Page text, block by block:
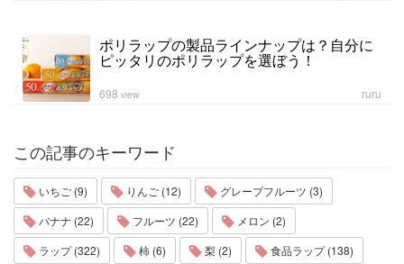
ポリラップの製品ラインナップは？自分に
ピッタリのポリラップを選ぼう！
ruru
698 view
この記事のキーワード
いちご (9) りんご (12)
グレープフルーツ (3)
バナナ (22)
フルーツ (22)
メロン (2)
ラップ (322)
柿 (6) 梨 (2) 食品ラップ (138)